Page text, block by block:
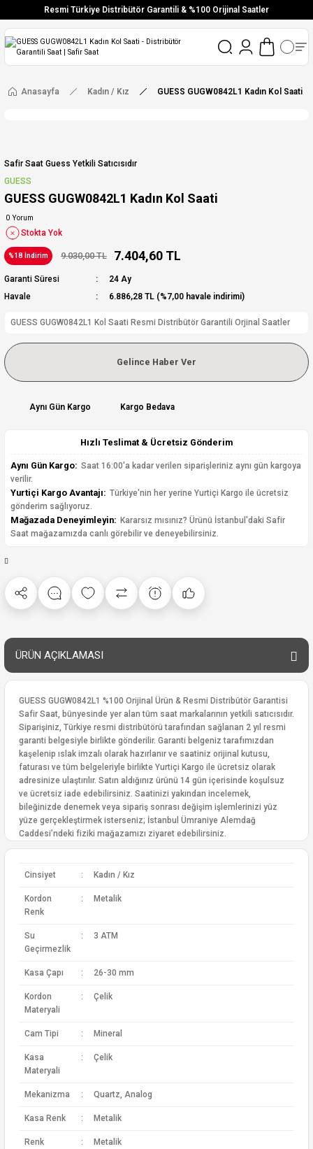
Resmi Türkiye Distribütör Garantili & %100 Orijinal Saatler
Vade Farksız 6 Taksit
Ücretsiz Kargo
Anasayfa Kadın / Kız GUESS GUGW0842L1 Kadın Kol Saati
Safir Saat Guess Yetkili Satıcısıdır
GUESS
GUESS GUGW0842L1 Kadın Kol Saati
0 Yorum
Stokta Yok
%18 İndirim 9.030,00 TL 7.404,60 TL
Garanti Süresi
24 Ay
Havale
6.886,28 TL (%7,00 havale indirimi)
GUESS GUGW0842L1 Kol Saati Resmi Distribütör Garantili Orjinal Saatler
Gelince Haber Ver
Aynı Gün Kargo Kargo Bedava
Hızlı Teslimat & Ücretsiz Gönderim
Aynı Gün Kargo: Saat 16:00'a kadar verilen siparişleriniz aynı gün kargoya
verilir.
Yurtiçi Kargo Avantajı: Türkiye'nin her yerine Yurtiçi Kargo ile ücretsiz
gönderim sağlıyoruz.
Mağazada Deneyimleyin: Kararsız mısınız? Ürünü İstanbul'daki Safir
Saat mağazamızda canlı görebilir ve deneyebilirsiniz.
ÜRÜN AÇIKLAMASI
GUESS GUGW0842L1 %100 Orijinal Ürün & Resmi Distribütör Garantisi
Safir Saat, bünyesinde yer alan tüm saat markalarının yetkili satıcısıdır.
Siparişiniz, Türkiye resmi distribütörü tarafından sağlanan 2 yıl resmi
garanti belgesiyle birlikte gönderilir. Garanti belgeniz tarafımızdan
kaşelenip ıslak imzalı olarak hazırlanır ve saatiniz orijinal kutusu,
faturası ve tüm belgeleriyle birlikte Yurtiçi Kargo ile ücretsiz olarak
adresinize ulaştırılır. Satın aldığınız ürünü 14 gün içerisinde koşulsuz
ve ücretsiz iade edebilirsiniz. Saatinizi yakından incelemek,
bileğinizde denemek veya sipariş sonrası değişim işlemlerinizi yüz
yüze gerçekleştirmek isterseniz; İstanbul Ümraniye Alemdağ
Caddesi’ndeki fiziki mağazamızı ziyaret edebilirsiniz.
Cinsiyet : Kadın / Kız
Kordon
Renk
: Metalik
Su
Geçirmezlik
: 3 ATM
Kasa Çapı : 26-30 mm
Kordon
Materyali
: Çelik
Cam Tipi : Mineral
Kasa
Materyali
: Çelik
Mekanizma : Quartz, Analog
Kasa Renk : Metalik
Renk : Metalik